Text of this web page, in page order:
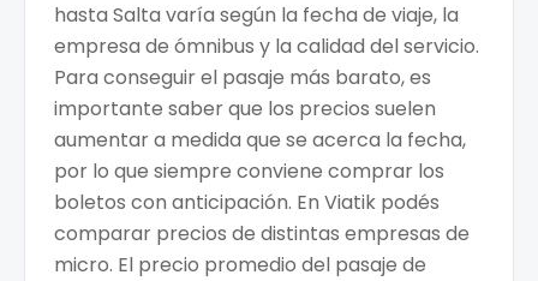
hasta Salta varía según la fecha de viaje, la
empresa de ómnibus y la calidad del servicio.
Para conseguir el pasaje más barato, es
importante saber que los precios suelen
aumentar a medida que se acerca la fecha,
por lo que siempre conviene comprar los
boletos con anticipación. En Viatik podés
comparar precios de distintas empresas de
micro. El precio promedio del pasaje de